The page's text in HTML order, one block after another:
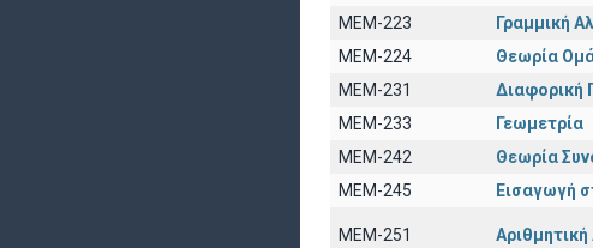
ΜΕΜ-223
Γραμμική
ΜΕΜ-224
Θεωρία
ΜΕΜ-231
Διαφορική
ΜΕΜ-233
Γεωμετρία
ΜΕΜ-242
Θεωρία
ΜΕΜ-245
Εισαγωγή
ΜΕΜ-251